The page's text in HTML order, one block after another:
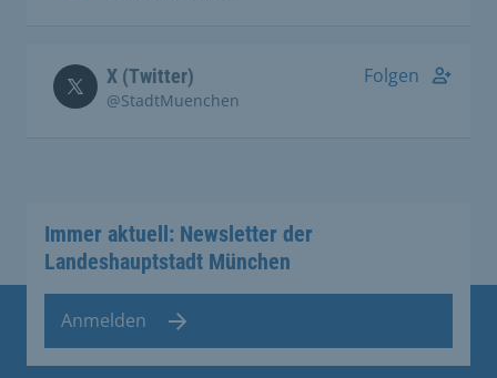
X (Twitter)
@StadtMuenchen
Folgen
Immer aktuell: Newsletter der
Landeshauptstadt München
Anmelden